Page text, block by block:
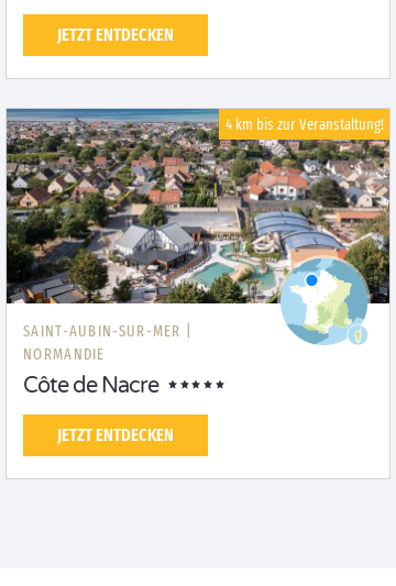
JETZT ENTDECKEN
4 km bis zur Veranstaltung!
SAINT-AUBIN-SUR-MER |
NORMANDIE
Côte de Nacre
JETZT ENTDECKEN